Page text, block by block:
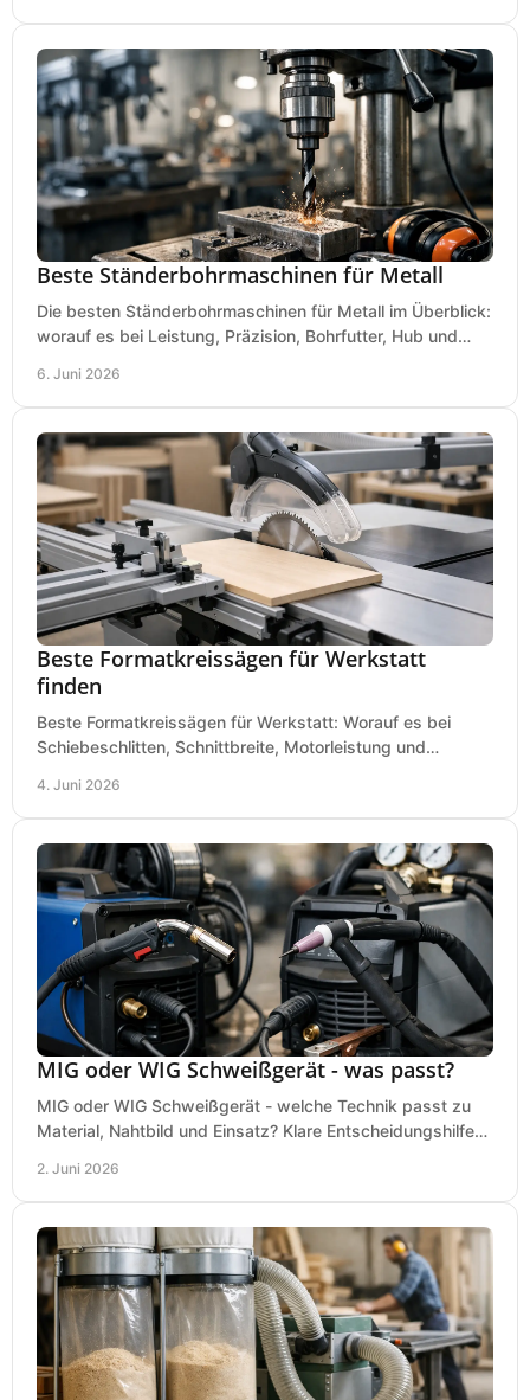
Beste Ständerbohrmaschinen für Metall
Die besten Ständerbohrmaschinen für Metall im Überblick:
worauf es bei Leistung, Präzision, Bohrfutter, Hub und
6. Juni 2026
Beste Formatkreissägen für Werkstatt
finden
Beste Formatkreissägen für Werkstatt: Worauf es bei
Schiebeschlitten, Schnittbreite, Motorleistung und
4. Juni 2026
MIG oder WIG Schweißgerät - was passt?
MIG oder WIG Schweißgerät - welche Technik passt zu
Material, Nahtbild und Einsatz? Klare Entscheidungshilfe
2. Juni 2026